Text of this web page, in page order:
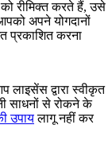
रीमिक्त करते हैं, उसे
अपने योगदानों
प्रकाशित करना
द्वारा स्वीकृत
साधनों से रोकने के
उपायलागू नहीं कर